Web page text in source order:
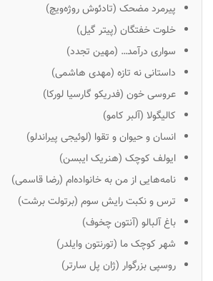
پیرمرد مضحک (تادئوش روژه‌ویچ)
خلوت خفتگان (پیتر گیل)
سواری درآمد… (مهین تجدد)
داستانی نه تازه (مهدی هاشمی)
عروسی خون (فدریکو گارسیا لورکا)
کالیگولا (آلبر کامو)
انسان و حیوان و تقوا (لوئیجی پیراندلو)
ایولف کوچک (هنریک ایبسن)
نامه‌هایی از من به خانواده‌ام (رضا قاسمی)
ترس و نکبت رایش سوم (برتولت برشت)
باغ آلبالو (آنتون چخوف)
شهر کوچک ما (تورنتون وایلدر)
روسپی بزرگوار (ژان پل سارتر)